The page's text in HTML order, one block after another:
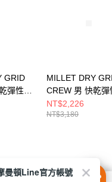
GRID
彈性長
MILLET DRY
CREW 男 快乾彈
袖上衣
MIV02041N8637
NT$2,226
NT$3,180
曼頓Line官方帳號